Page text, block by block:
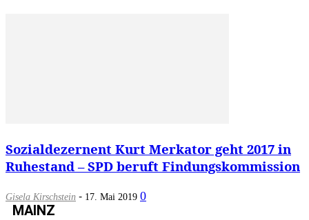
Sozialdezernent Kurt Merkator geht 2017 in
Ruhestand – SPD beruft Findungskommission
Gisela Kirschstein - 17. Mai 2019 0
MAINZ